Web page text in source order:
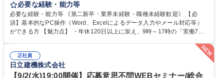
テム入力、電話・FAX対応をお任せします。将来的には、各種委員会の運
営事務局業務などにも幅広く携わっていただきます。 【会員管理・データ
入力業務】 ・医師（会員）の住所変更、個人情報のシステム登録・更新
・年会費の徴収管理や入金データの照合確認 【問い合わせ対応】 ・会員
年休120日/デスクワーク中心で残業少なめ
必要な経験・能力等
必要な経験・能力等 《第二新卒・業界未経験・職種未経験歓迎》 【必
須】基本的なPC操作（Word、Excelによるデータ入力やメール対応等）
ができる方 【魅力点】 ・年休120日以上に加え、9時～17時の「実働7時
務（各種委員会運営）】 ・学会内における各種委員会のスケジュール調
整、資料作成、当日の運営サポート 学歴・資格 学歴：大学院 大学 語学
力： 資格：
正社員
日立建機株式会社
【9/2(水)19:00開催】応募意思不問WEBセミナー/総合